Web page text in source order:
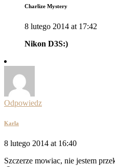
Charlize Mystery
8 lutego 2014 at 17:42
Nikon D3S:)
Odpowiedz
Karla
8 lutego 2014 at 16:40
Szczerze mowiac, nie jestem